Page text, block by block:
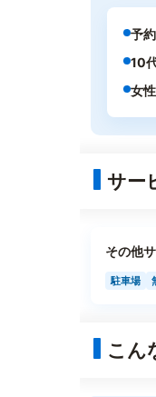
予
10
女
サー
その他
駐車場
こん